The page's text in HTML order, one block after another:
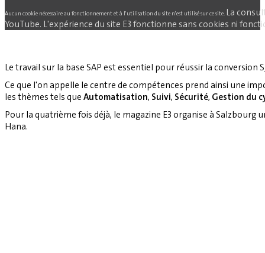
Aucun cookie nécessaire au fonctionnement et à l'utilisation du site n'est utilisé sur ce site. La
YouTube. L'expérience du site E3 fonctionne sans cookies ni
Le travail sur la base SAP est essentiel pour réussir la conversion
Ce que l'on appelle le centre de compétences prend ainsi une
les thèmes tels que Automatisation, Suivi, Sécurité, Gestion du
Pour la quatrième fois déjà, le magazine E3 organise à
Hana.